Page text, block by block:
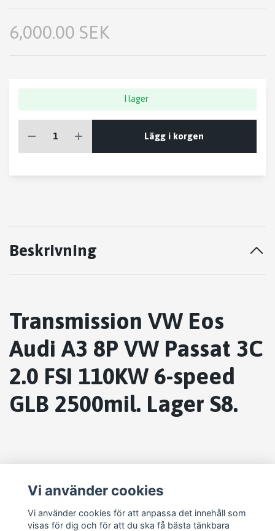
6,000.00 SEK
I lager
Lägg i korgen
Beskrivning
Transmission VW Eos
Audi A3 8P VW Passat 3C
2.0 FSI 110KW 6-speed
GLB 2500mil. Lager S8.
Vi använder cookies
Vi använder cookies för att anpassa det innehåll som
visas för dig och för att du ska få bästa tänkbara